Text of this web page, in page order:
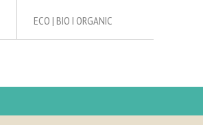
ECO | BIO I ORGANIC